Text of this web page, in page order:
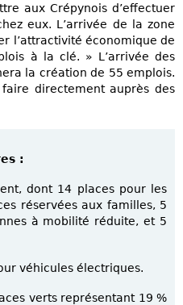
aux Crépynois d’effectuer
eux. L’arrivée de la zone
l’attractivité économique de
à la clé. » L’arrivée des
la création de 55 emplois.
directement auprès des
:
dont 14 places pour les
réservées aux familles, 5
à mobilité réduite, et 5
véhicules électriques.
verts représentant 19 %